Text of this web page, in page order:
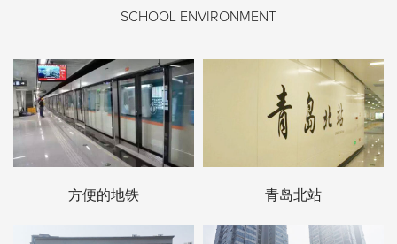
SCHOOL ENVIRONMENT
方便的地铁 青岛北站